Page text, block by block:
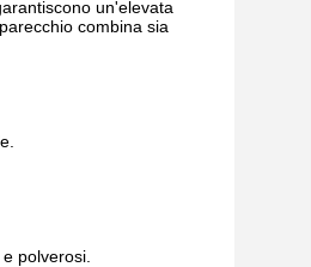
un'elevata
combina sia
polverosi.